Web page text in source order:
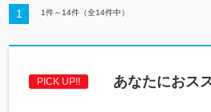
1 1件～ 14件（全14件中）
PICK UP!! あなたにおス